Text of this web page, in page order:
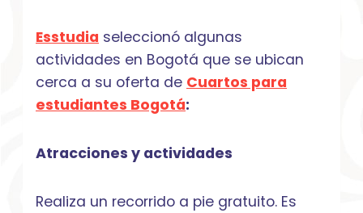
Esstudia seleccionó algunas
actividades en Bogotá que se ubican
cerca a su oferta de Cuartos para
estudiantes Bogotá:
Atracciones y actividades
Realiza un recorrido a pie gratuito. Es